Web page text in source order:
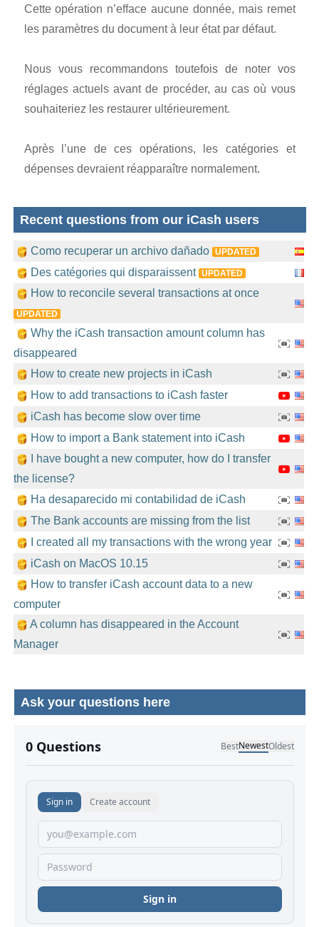
Cette opération n’efface aucune donnée, mais remet
les paramètres du document à leur état par défaut.
Nous vous recommandons toutefois de noter vos
réglages actuels avant de procéder, au cas où vous
souhaiteriez les restaurer ultérieurement.
Après l’une de ces opérations, les catégories et
dépenses devraient réapparaître normalement.
Recent questions from our iCash users
Como recuperar un archivo dañado UPDATED
Des catégories qui disparaissent UPDATED
How to reconcile several transactions at once
UPDATED
Why the iCash transaction amount column has
disappeared
How to create new projects in iCash
How to add transactions to iCash faster
iCash has become slow over time
How to import a Bank statement into iCash
I have bought a new computer, how do I transfer
the license?
Ha desaparecido mi contabilidad de iCash
The Bank accounts are missing from the list
I created all my transactions with the wrong year
iCash on MacOS 10.15
How to transfer iCash account data to a new
computer
A column has disappeared in the Account
Manager
Ask your questions here
No comments yet.